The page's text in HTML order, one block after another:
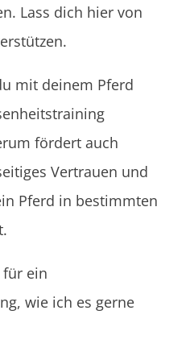
Lass dich hier von
mit deinem Pferd
fördert auch
Vertrauen und
Pferd in bestimmten
für ein
wie ich es gerne